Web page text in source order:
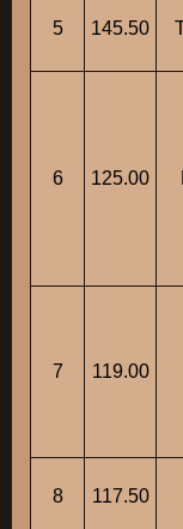
5 145.50
6 125.00
7 119.00
8 117.50